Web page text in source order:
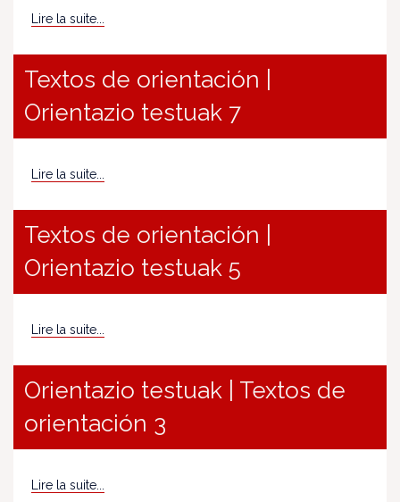
Lire la suite...
Textos de orientación |
Orientazio testuak 7
Lire la suite...
Textos de orientación |
Orientazio testuak 5
Lire la suite...
Orientazio testuak | Textos de
orientación 3
Lire la suite...